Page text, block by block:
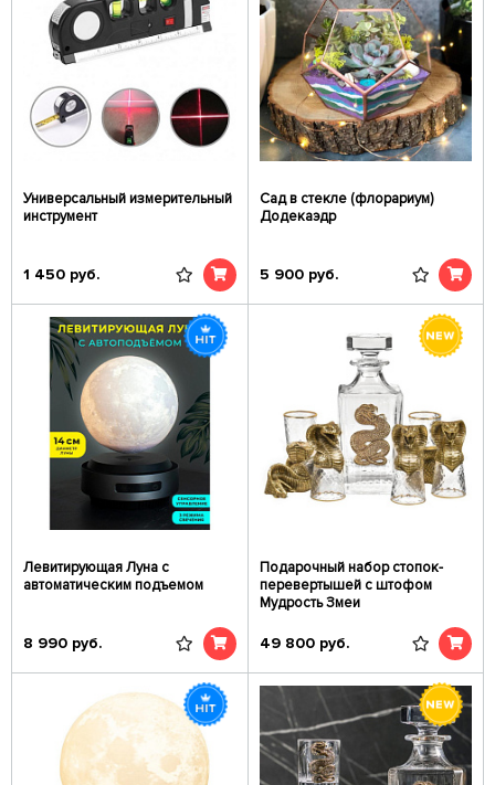
Универсальный измерительный
инструмент
1 450 руб.
Сад в стекле (флорариум)
Додекаэдр
5 900 руб.
Левитирующая Луна с
автоматическим подъемом
8 990 руб.
Подарочный набор стопок-
перевертышей c штофом
Мудрость Змеи
49 800 руб.